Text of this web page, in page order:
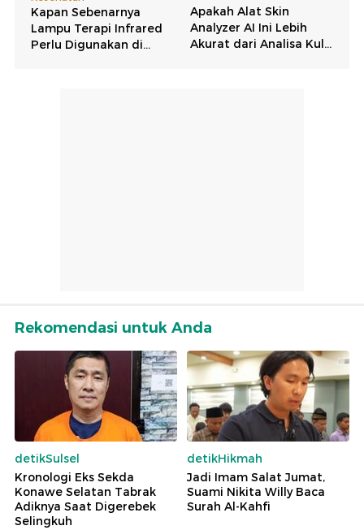
Rekomendasi untuk Anda
detikSulsel
Kronologi Eks Sekda
Konawe Selatan Tabrak
Adiknya Saat Digerebek
Selingkuh
detikHikmah
Jadi Imam Salat Jumat,
Suami Nikita Willy Baca
Surah Al-Kahfi